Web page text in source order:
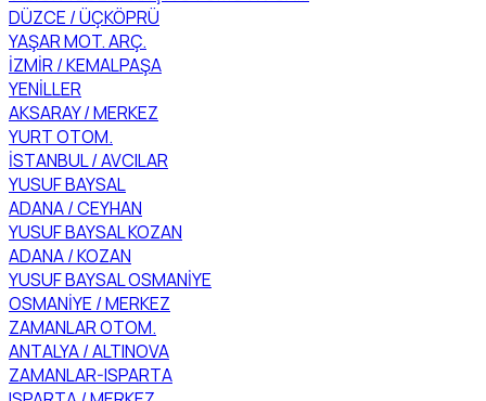
DÜZCE / ÜÇKÖPRÜ
YAŞAR MOT. ARÇ.
İZMİR / KEMALPAŞA
YENİLLER
AKSARAY / MERKEZ
YURT OTOM.
İSTANBUL / AVCILAR
YUSUF BAYSAL
ADANA / CEYHAN
YUSUF BAYSAL KOZAN
ADANA / KOZAN
YUSUF BAYSAL OSMANİYE
OSMANİYE / MERKEZ
ZAMANLAR OTOM.
ANTALYA / ALTINOVA
ZAMANLAR-ISPARTA